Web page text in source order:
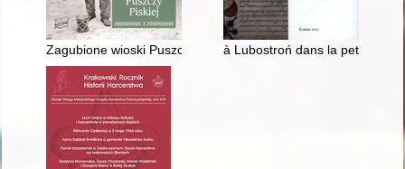
Zagubione wioski Puszczy Piskiej : nieznana historia
à Lubostroń dans la petite